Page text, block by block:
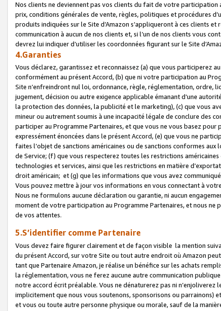
Nos clients ne deviennent pas vos clients du fait de votre
prix, conditions générales de vente, règles, politiques et procédures
produits indiquées sur le Site d’Amazon s’appliqueront à ces clients
communication à aucun de nos clients et, si l’un de nos clients vous
devrez lui indiquer d’utiliser les coordonnées figurant sur le Site
4.Garanties
Vous déclarez, garantissez et reconnaissez (a) que vous participerez
conformément au présent Accord, (b) que ni votre participation au
Site n’enfreindront nul loi, ordonnance, règle, réglementation, ordre,
jugement, décision ou autre exigence applicable émanant d’une
la protection des données, la publicité et le marketing), (c) que vous
mineur ou autrement soumis à une incapacité légale de conclure des
participer au Programme Partenaires, et que vous ne vous basez
expressément énoncées dans le présent Accord, (e) que vous ne
faites l’objet de sanctions américaines ou de sanctions conformes
de Service; (f) que vous respecterez toutes les restrictions
technologies et services, ainsi que les restrictions en matière
droit américain; et (g) que les informations que vous avez
Vous pouvez mettre à jour vos informations en vous connectant à
Nous ne formulons aucune déclaration ou garantie, ni aucun
moment de votre participation au Programme Partenaires, et nous
de vos attentes.
5.S’identifier comme Partenaire
Vous devez faire figurer clairement et de façon visible la mention
du présent Accord, sur votre Site ou tout autre endroit où Amazon
tant que Partenaire Amazon, je réalise un bénéfice sur les achats
la réglementation, vous ne ferez aucune autre communication
notre accord écrit préalable. Vous ne dénaturerez pas ni
implicitement que nous vous soutenons, sponsorisons ou parrainons)
et vous ou toute autre personne physique ou morale, sauf de la